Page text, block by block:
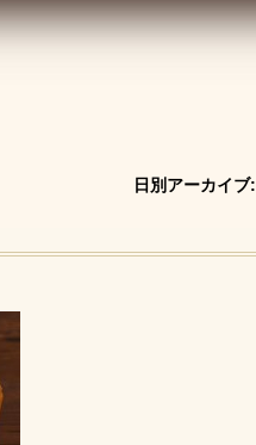
日別アーカイブ: